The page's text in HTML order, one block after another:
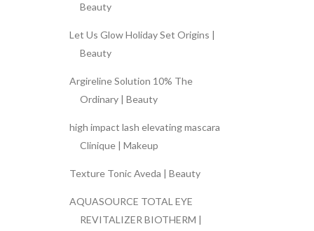
Beauty
Let Us Glow Holiday Set Origins |
Beauty
Argireline Solution 10% The
Ordinary | Beauty
high impact lash elevating mascara
Clinique | Makeup
Texture Tonic Aveda | Beauty
AQUASOURCE TOTAL EYE
REVITALIZER BIOTHERM |